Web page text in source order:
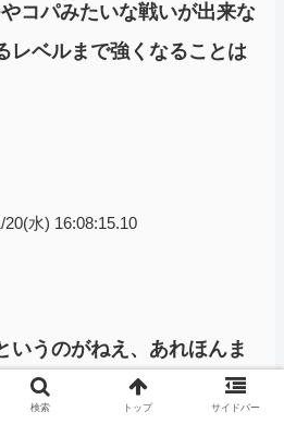
コパみたいな戦いが出来な
レベルまで強くなることは
20(水) 16:08:15.10
いうのがねえ、あれほんま
検索 トップ サイドバー